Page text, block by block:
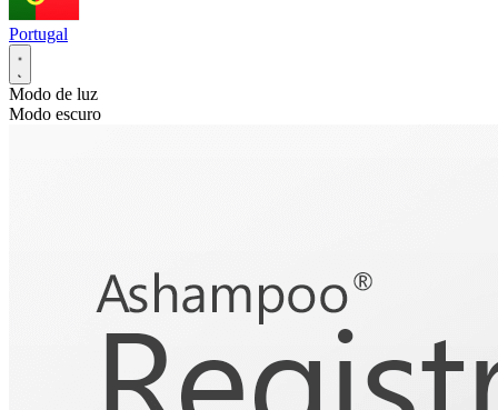
Portugal
Modo de luz
Modo escuro